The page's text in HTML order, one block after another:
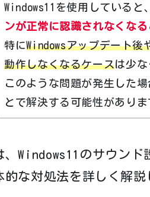
Windows11を使用していると
ンが正常に認識されなくな
特にWindowsアップデート
動作しなくなるケースは少
このような問題が発生した
とで解決する可能性があり
、Windows11のサウン
的な対処法を詳しく解説